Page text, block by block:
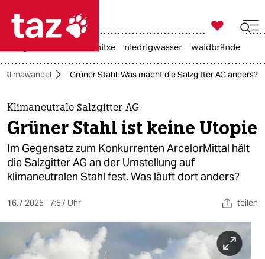
 taz zahl ich
taz zahl ich
themen
politik
öko
sport

taz zahl ich
hitze niedrigwasser waldbrände
Klimawandel Grüner Stahl: Was macht die Salzgitter AG anders?
Klimaneutrale Salzgitter AG
Grüner Stahl ist keine Utopie
Im Gegensatz zum Konkurrenten ArcelorMittal hält
die Salzgitter AG an der Umstellung auf
klimaneutralen Stahl fest. Was läuft dort anders?
16.7.2025 7:57 Uhr teilen